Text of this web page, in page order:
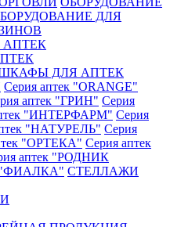
ДЛЯ
ДЛЯ АПТЕК
Серия аптек "ORANGE"
аптек "ГРИН" Серия
"ИНТЕРФАРМ" Серия
"НАТУРЕЛЬ" Серия
"ОРТЕКА" Серия аптек
аптек "РОДНИК
"ФИАЛКА" СТЕЛЛАЖИ